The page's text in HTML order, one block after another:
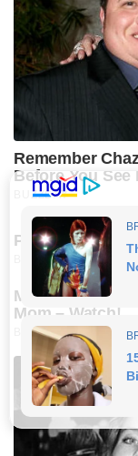
Remember
Before You See
BUZZDAY
Polar Bear
BUZZDAY
Man Teaches
Mom – Watch!
BUZZDAY